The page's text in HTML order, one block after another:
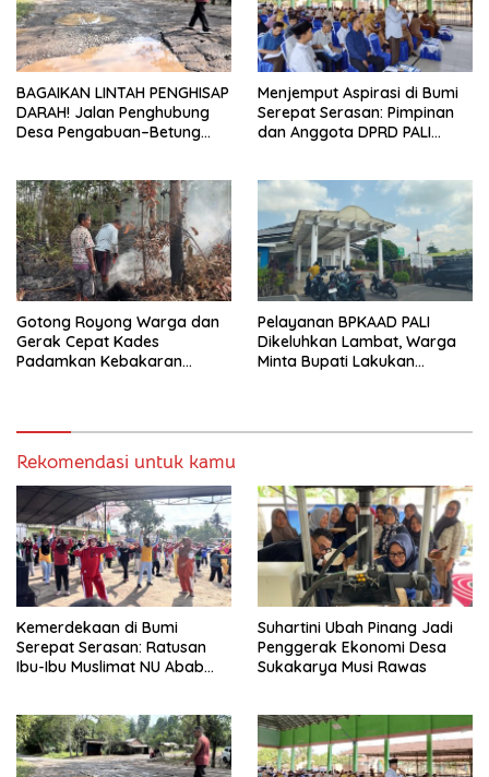
BAGAIKAN LINTAH PENGHISAP
DARAH! Jalan Penghubung
Desa Pengabuan–Betung
Kerok
Menjemput Aspirasi di Bumi
Serepat Serasan: Pimpinan
dan Anggota DPRD PALI
Melalui Reses Ke-2 Tahun
2026
Gotong Royong Warga dan
Gerak Cepat Kades
Padamkan Kebakaran
Pelayanan BPKAAD PALI
Dikeluhkan Lambat, Warga
Minta Bupati Lakukan
Rekomendasi untuk kamu
Kemerdekaan di Bumi
Serepat Serasan: Ratusan
Ibu-Ibu Muslimat NU Abab
Indonesia
Suhartini Ubah Pinang Jadi
Penggerak Ekonomi Desa
Sukakarya Musi Rawas